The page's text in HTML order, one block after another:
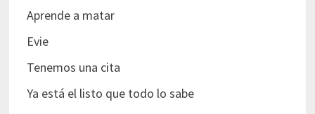
Aprende a matar
Evie
Tenemos una cita
Ya está el listo que todo lo sabe